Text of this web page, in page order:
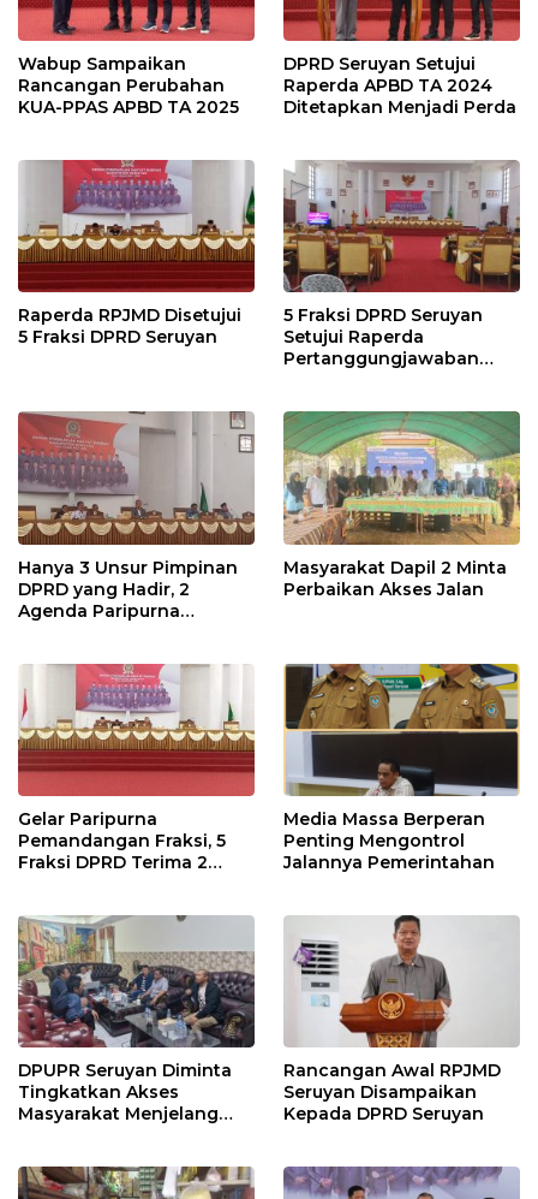
Wabup Sampaikan
Rancangan Perubahan
KUA-PPAS APBD TA 2025
DPRD Seruyan Setujui
Raperda APBD TA 2024
Ditetapkan Menjadi Perda
Raperda RPJMD Disetujui
5 Fraksi DPRD Seruyan
5 Fraksi DPRD Seruyan
Setujui Raperda
Pertanggungjawaban
Hanya 3 Unsur Pimpinan
DPRD yang Hadir, 2
Agenda Paripurna
Masyarakat Dapil 2 Minta
Perbaikan Akses Jalan
Gelar Paripurna
Pemandangan Fraksi, 5
Fraksi DPRD Terima 2
Media Massa Berperan
Penting Mengontrol
Jalannya Pemerintahan
DPUPR Seruyan Diminta
Tingkatkan Akses
Masyarakat Menjelang
Rancangan Awal RPJMD
Seruyan Disampaikan
Kepada DPRD Seruyan